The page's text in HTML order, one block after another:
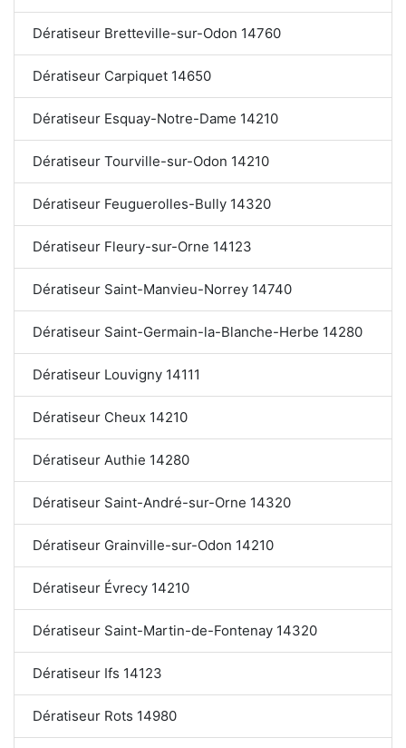
Dératiseur Bretteville-sur-Odon 14760
Dératiseur Carpiquet 14650
Dératiseur Esquay-Notre-Dame 14210
Dératiseur Tourville-sur-Odon 14210
Dératiseur Feuguerolles-Bully 14320
Dératiseur Fleury-sur-Orne 14123
Dératiseur Saint-Manvieu-Norrey 14740
Dératiseur Saint-Germain-la-Blanche-Herbe 14280
Dératiseur Louvigny 14111
Dératiseur Cheux 14210
Dératiseur Authie 14280
Dératiseur Saint-André-sur-Orne 14320
Dératiseur Grainville-sur-Odon 14210
Dératiseur Évrecy 14210
Dératiseur Saint-Martin-de-Fontenay 14320
Dératiseur Ifs 14123
Dératiseur Rots 14980